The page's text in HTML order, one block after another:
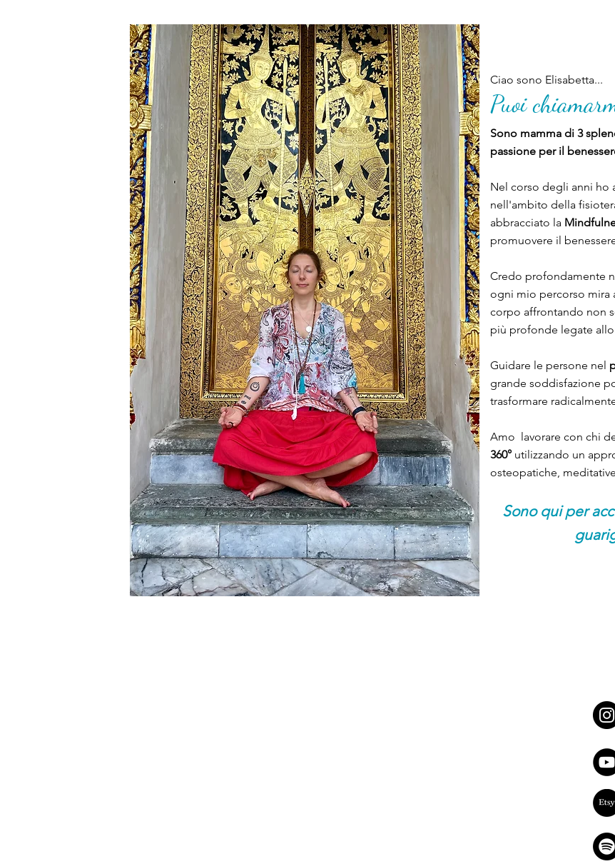
Ciao sono Elisabetta...
Sono mamma di 3
passione per il
Nel corso degli anni ho
nell'ambito della
abbracciato la
promuovere il
Credo profondamente
ogni mio percorso mira
corpo affrontando non
più profonde legate
Guidare le persone nel
grande soddisfazione
trasformare
Amo lavorare con chi
360° utilizzando un
osteopatiche,
Sono qui per
Puoi